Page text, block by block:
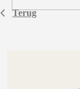
Terug